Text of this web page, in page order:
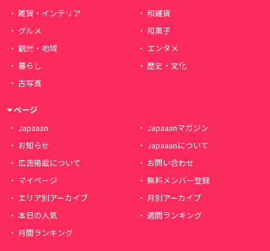
雑貨・インテリア
和雑貨
グルメ
和菓子
観光・地域
エンタメ
暮らし
歴史・文化
古写真
ページ
Japaaan
Japaaanマガジン
お知らせ
Japaaanについて
広告掲載について
お問い合わせ
マイページ
無料メンバー登録
エリア別アーカイブ
月別アーカイブ
本日の人気
週間ランキング
月間ランキング